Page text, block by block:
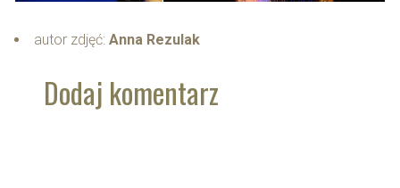
autor zdjęć: Anna Rezulak
Dodaj komentarz